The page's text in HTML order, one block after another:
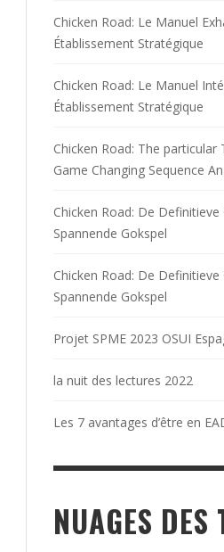
Chicken Road: Le Manuel
Établissement Stratégique
Chicken Road: Le Manuel
Établissement Stratégique
Chicken Road: The particular
Game Changing Sequence
Chicken Road: De
Spannende Gokspel
Chicken Road: De
Spannende Gokspel
Projet SPME 2023 OSUI
la nuit des lectures 2022
Les 7 avantages d’être en
NUAGES DES